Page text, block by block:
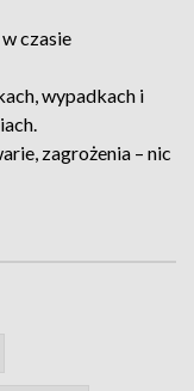
czasie
wypadkach i
zagrożenia – nic